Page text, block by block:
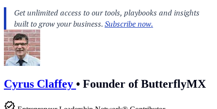
Cyrus Claffey • Founder of ButterflyMX